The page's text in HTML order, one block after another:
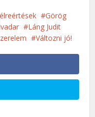
Görög
Láng Judit
Változni jó!